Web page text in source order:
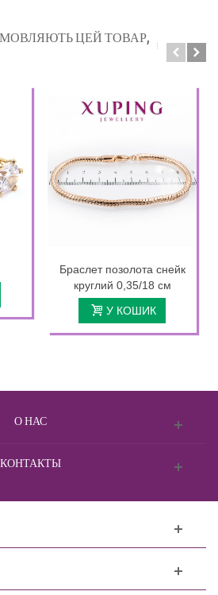
ЦЕЙ ТОВАР,
Браслет позолота снейк
круглий 0,35/18 см
У КОШИК
О НАС
КОНТАКТЫ